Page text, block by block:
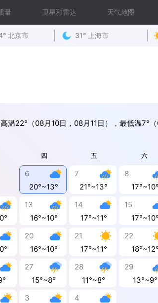
量 卫星和雷达 天气地图
北京市 31° 上海市
温22°（08月10日，08月11日），最低温7°（
四 五 六
6
20°~13°
7
21°~13°
8
17°~10°
13
16°~10°
14
17°~11°
15
17°~10°
20
16°~10°
21
17°~11°
22
18°~12°
27
15°~8°
28
11°~8°
29
13°~9°
3
4